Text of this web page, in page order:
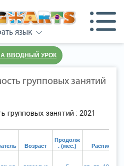
язык
ВВОДНЫЙ УРОК
групповых занятий